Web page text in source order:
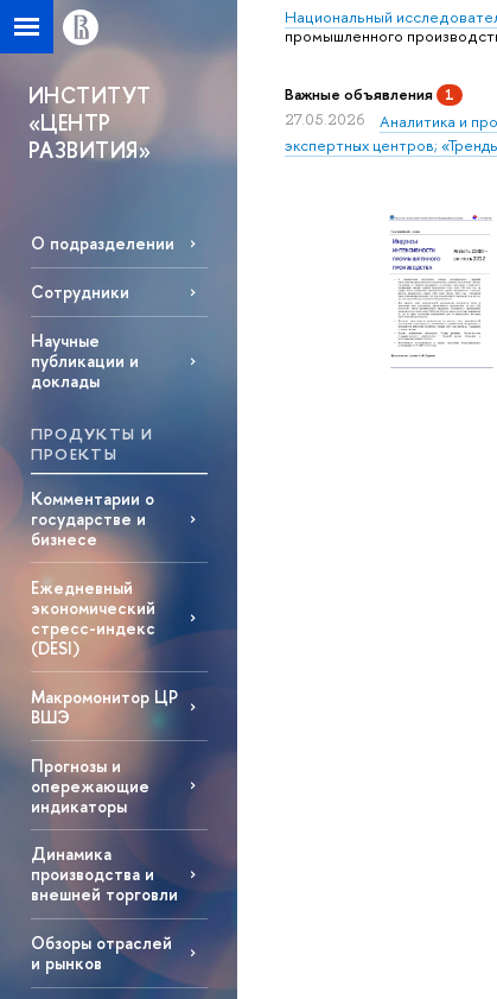
Национальный
промышленного
ИНСТИТУТ
«ЦЕНТР
РАЗВИТИЯ»
О подразделении
Сотрудники
Научные
публикации и
доклады
ПРОДУКТЫ И
ПРОЕКТЫ
Комментарии о
государстве и
бизнесе
Ежедневный
экономический
стресс-индекс
(DESI)
Макромонитор ЦР
ВШЭ
Прогнозы и
опережающие
индикаторы
Динамика
производства и
внешней торговли
Обзоры отраслей
и рынков
Важные объявления 1
27.05.2026
Аналитика и
экспертных центров;